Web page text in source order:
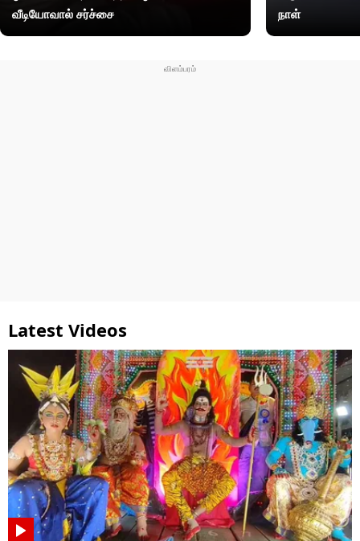
வீடியோவால் சர்ச்சை
நாள்
Latest Videos